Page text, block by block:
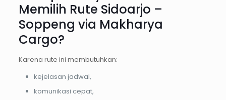
Memilih Rute Sidoarjo –
Soppeng via Makharya
Cargo?
Karena rute ini membutuhkan:
kejelasan jadwal,
komunikasi cepat,